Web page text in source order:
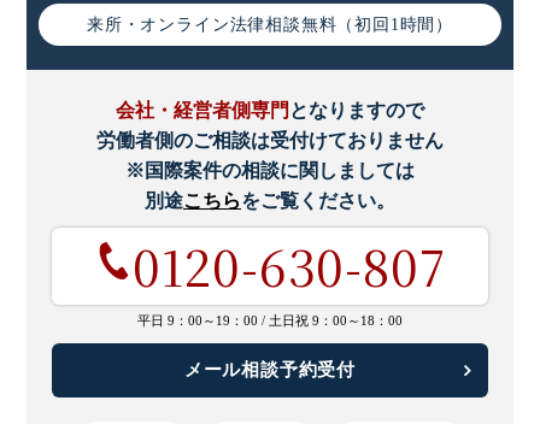
来所・オンライン法律相談無料（初回1時間）
会社・経営者側専門 となりますので
労働者側のご相談は受付けておりません
※国際案件の相談に関しましては
別途こちらをご覧ください。
0120-630-807
平日 9：00～19：00 / 土日祝 9：00～18：00
メール相談予約受付